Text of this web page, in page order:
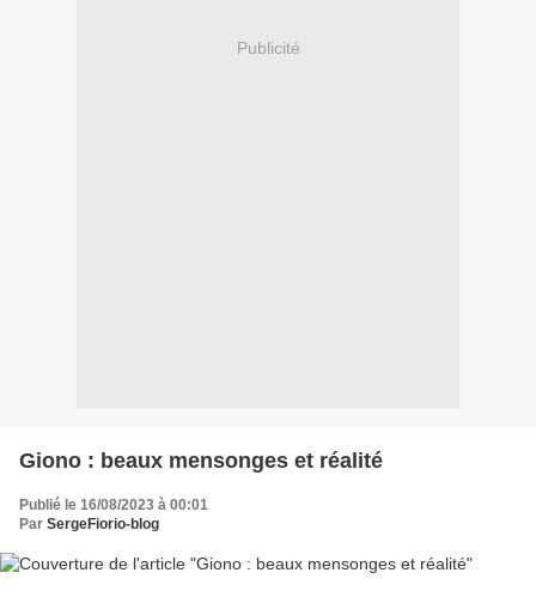
Publicité
Giono : beaux mensonges et réalité
Publié le 16/08/2023 à 00:01
Par SergeFiorio-blog